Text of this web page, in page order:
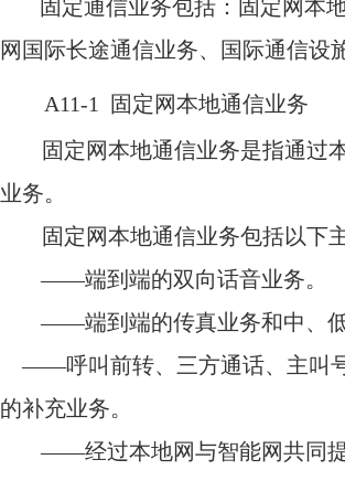
固定通信业务包括：固定网本
网国际长途通信业务、国际通信设
A11-1
固定网本地通信业务
固定网本地通信业务是指通过
业务。
固定网本地通信业务包括以下
——端到端的双向话音业务。
——端到端的传真业务和中、
——呼叫前转、三方通话、主叫
的补充业务。
——经过本地网与智能网共同